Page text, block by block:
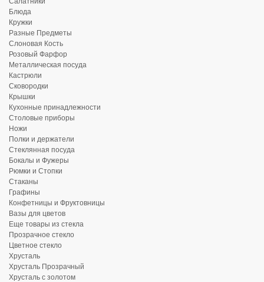
Блюда
Кружки
Разные Предметы
Слоновая Кость
Розовый Фарфор
Металлическая посуда
Кастрюли
Сковородки
Крышки
Кухонные принадлежности
Столовые приборы
Ножи
Полки и держатели
Стеклянная посуда
Бокалы и Фужеры
Рюмки и Стопки
Стаканы
Графины
Конфетницы и Фруктовницы
Вазы для цветов
Еще товары из стекла
Прозрачное стекло
Цветное стекло
Хрусталь
Хрусталь Прозрачный
Хрусталь с золотом